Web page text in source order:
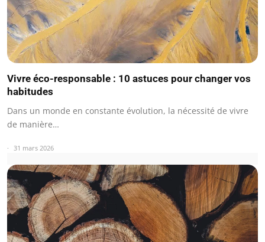
Vivre éco-responsable : 10 astuces pour changer vos
habitudes
Dans un monde en constante évolution, la nécessité de vivre
de manière…
31 mars 2026